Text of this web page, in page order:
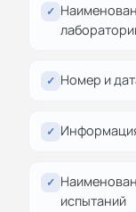
✓
✓ Номер и
✓
✓
испытаний